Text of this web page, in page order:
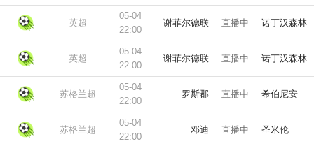
英超
05-04
22:00
谢菲尔德联 直播中 诺丁汉森林
英超
05-04
22:00
谢菲尔德联 直播中 诺丁汉森林
苏格兰超
05-04
22:00
罗斯郡 直播中 希伯尼安
苏格兰超
05-04
22:00
邓迪 直播中 圣米伦